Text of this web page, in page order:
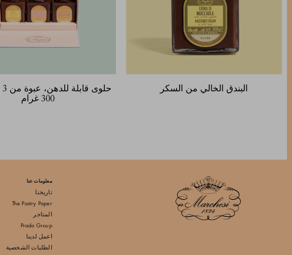
البندق الخالي من السكر
300 غرام
معلومات عنا
تاريخنا
The Pastry Paper
المتاجر
Prada Group
اعمل لدينا
الطلبات الشخصية